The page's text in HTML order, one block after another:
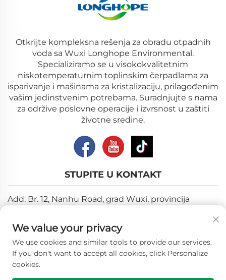
Otkrijte kompleksna rešenja za obradu otpadnih
voda sa Wuxi Longhope Environmental.
Specializiramo se u visokokvalitetnim
niskotemperaturnim toplinskim čerpadlama za
isparivanje i mašinama za kristalizaciju, prilagođenim
vašim jedinstvenim potrebama. Suradnjujte s nama
za održive poslovne operacije i izvrsnost u zaštiti
životne sredine.
STUPITE U KONTAKT
Add: Br. 12, Nanhu Road, grad Wuxi, provincija
Email:[email protected]
Tel:+86-18018310578
We value your privacy
We use cookies and similar tools to provide our services.
If you don't want to accept all cookies, click Personalize
cookies.